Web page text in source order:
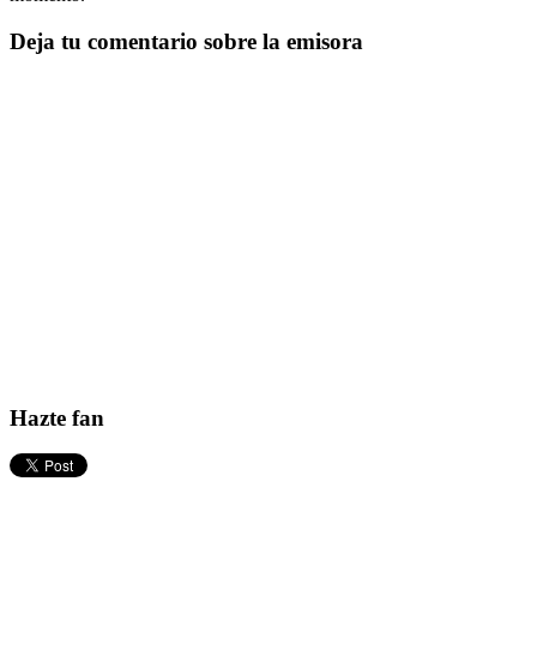
Deja tu comentario sobre la emisora
Hazte fan